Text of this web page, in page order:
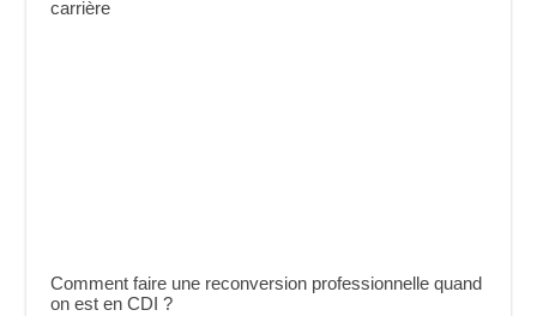
carrière
Comment faire une reconversion professionnelle quand
on est en CDI ?